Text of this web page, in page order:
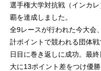
選手権大学対抗戦（インカ
覇を達成しました。
全9レースが行われた今大会
計ポイントで競われる団体
日目に巻き返しに成功。最
大に13ポイント差をつけ優勝